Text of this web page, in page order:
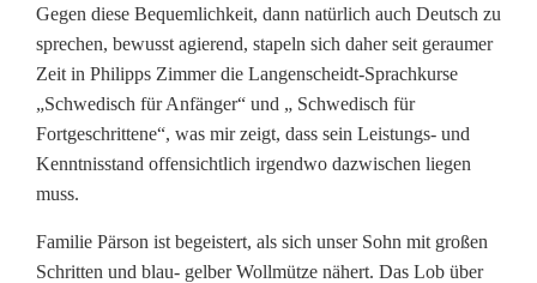
s
t
d
o
r
f
Gegen diese Bequemlichkeit, dann natürlich auch Deutsch zu
sprechen, bewusst agierend, stapeln sich daher seit geraumer
Zeit in Philipps Zimmer die Langenscheidt-Sprachkurse
„Schwedisch für Anfänger“ und „ Schwedisch für
Fortgeschrittene“, was mir zeigt, dass sein Leistungs- und
Kenntnisstand offensichtlich irgendwo dazwischen liegen
muss.
Familie Pärson ist begeistert, als sich unser Sohn mit großen
Schritten und blau- gelber Wollmütze nähert. Das Lob über